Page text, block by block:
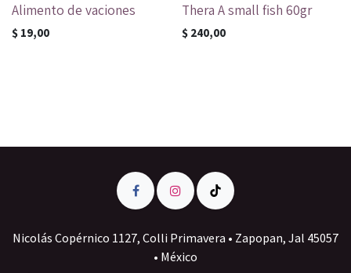
Alimento de vaciones
$ 19,00
Thera A small fish 60gr
$ 240,00
Nicolás Copérnico 1127, Colli Primavera • Zapopan, Jal 45057
• México